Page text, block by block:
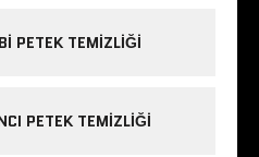
PETEK TEMIZLIĞI
PETEK TEMIZLIĞI